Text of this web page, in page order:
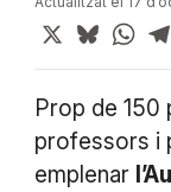
X Bluesky
Prop de 150
professors i
emplenar